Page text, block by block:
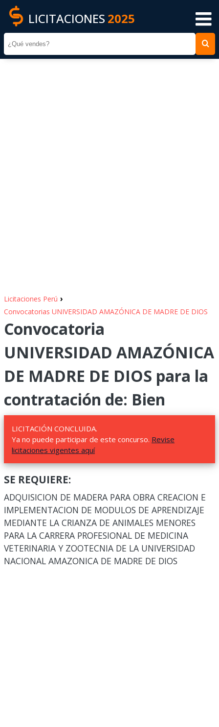
LICITACIONES 2025
Licitaciones Perú ›
Convocatorias UNIVERSIDAD AMAZÓNICA DE MADRE DE DIOS
Convocatoria
UNIVERSIDAD AMAZÓNICA
DE MADRE DE DIOS para la
contratación de: Bien
LICITACIÓN CONCLUIDA.
Ya no puede participar de este concurso. Revise
licitaciones vigentes aquí
SE REQUIERE:
ADQUISICION DE MADERA PARA OBRA CREACION E
IMPLEMENTACION DE MODULOS DE APRENDIZAJE
MEDIANTE LA CRIANZA DE ANIMALES MENORES
PARA LA CARRERA PROFESIONAL DE MEDICINA
VETERINARIA Y ZOOTECNIA DE LA UNIVERSIDAD
NACIONAL AMAZONICA DE MADRE DE DIOS